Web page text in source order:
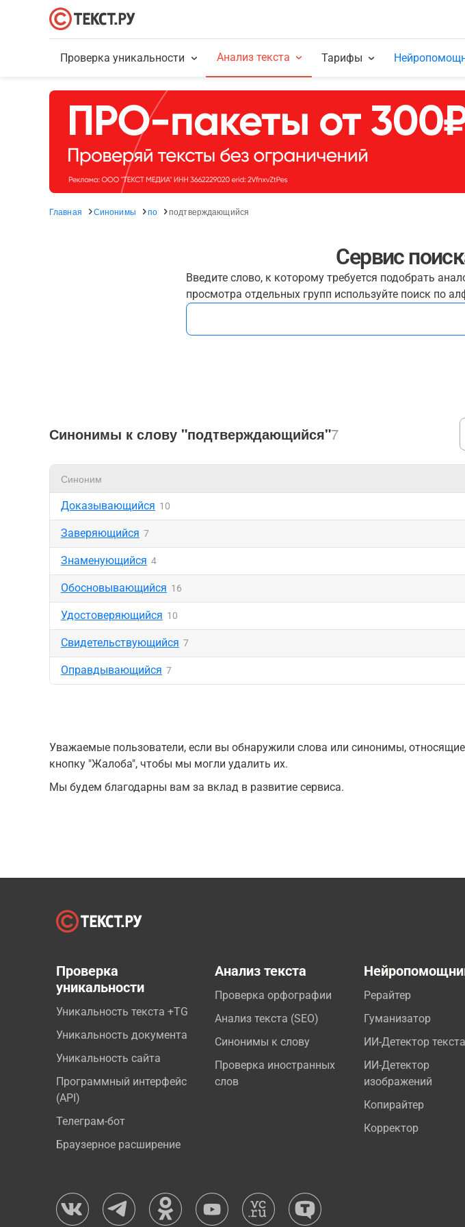
Проверка уникальности Анализ текста Тарифы
Главная Синонимы по подтверждающийся
Сервис
Введите слово, к которому требуется подобрать
просмотра отдельных групп используйте поиск по
Синонимы к слову "подтверждающийся"7
Синоним
Доказывающийся 10
Заверяющийся 7
Знаменующийся 4
Обосновывающийся 16
Удостоверяющийся 10
Свидетельствующийся 7
Оправдывающийся 7
Уважаемые пользователи, если вы обнаружили слова или синонимы,
кнопку "Жалоба", чтобы мы могли удалить их.
Мы будем благодарны вам за вклад в развитие сервиса.
Проверка
уникальности
Уникальность текста +TG
Уникальность документа
Уникальность сайта
Программный интерфейс
(API)
Телеграм-бот
Браузерное расширение
Анализ текста
Проверка орфографии
Анализ текста (SEO)
Синонимы к слову
Проверка иностранных
слов
Рерайтер
Гуманизатор
ИИ-Детектор текста
ИИ-Детектор
изображений
Копирайтер
Корректор